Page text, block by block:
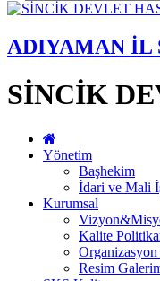
ADIYAMAN İL
SİNCİK
Yönetim
Başhekim
İdari ve Mali
Kurumsal
Kalite
Organizasyon
Resim